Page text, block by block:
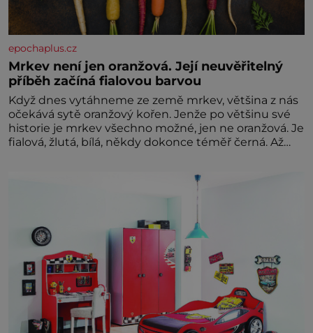
epochaplus.cz
Mrkev není jen oranžová. Její neuvěřitelný
příběh začíná fialovou barvou
Když dnes vytáhneme ze země mrkev, většina z nás
očekává sytě oranžový kořen. Jenže po většinu své
historie je mrkev všechno možné, jen ne oranžová. Je
fialová, žlutá, bílá, někdy dokonce téměř černá. Až
nedokážeme představit. Její příběh je